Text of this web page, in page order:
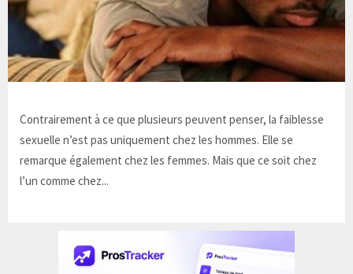
Contrairement à ce que plusieurs peuvent penser, la faiblesse
sexuelle n’est pas uniquement chez les hommes. Elle se
remarque également chez les femmes. Mais que ce soit chez
l’un comme chez...